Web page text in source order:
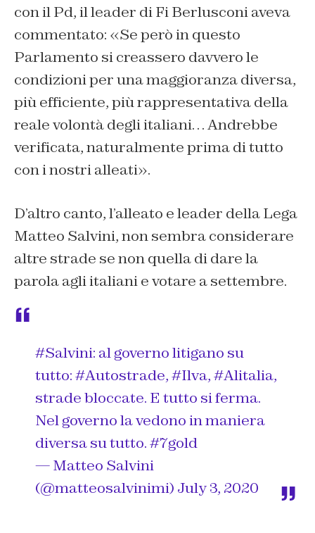
con il Pd, il leader di Fi Berlusconi aveva
commentato: «Se però in questo
Parlamento si creassero davvero le
condizioni per una maggioranza diversa,
più efficiente, più rappresentativa della
reale volontà degli italiani… Andrebbe
verificata, naturalmente prima di tutto
con i nostri alleati».
D’altro canto, l’alleato e leader della Lega
Matteo Salvini, non sembra considerare
altre strade se non quella di dare la
parola agli italiani e votare a settembre.
#Salvini: al governo litigano su
tutto:#Autostrade,#Ilva,#Alitalia,
strade bloccate. E tutto si ferma.
Nel governo la vedono in maniera
diversa su tutto.#7gold
— Matteo Salvini
(@matteosalvinimi) July 3, 2020